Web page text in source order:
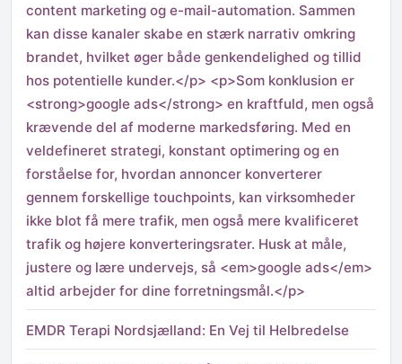
content marketing og e-mail-automation. Sammen
kan disse kanaler skabe en stærk narrativ omkring
brandet, hvilket øger både genkendelighed og tillid
hos potentielle kunder.</p> <p>Som konklusion er
<strong>google ads</strong> en kraftfuld, men også
krævende del af moderne markedsføring. Med en
veldefineret strategi, konstant optimering og en
forståelse for, hvordan annoncer konverterer
gennem forskellige touchpoints, kan virksomheder
ikke blot få mere trafik, men også mere kvalificeret
trafik og højere konverteringsrater. Husk at måle,
justere og lære undervejs, så <em>google ads</em>
altid arbejder for dine forretningsmål.</p>
EMDR Terapi Nordsjælland: En Vej til Helbredelse